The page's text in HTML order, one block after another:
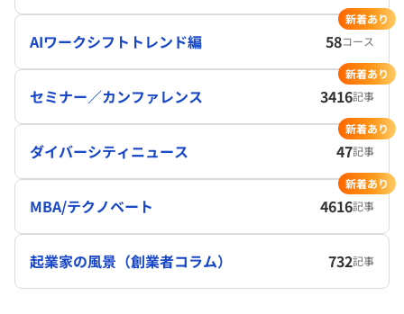
AIワークシフトトレンド編 58コース
新着あり
セミナー／カンファレンス 3416記事
新着あり
ダイバーシティニュース 47記事
新着あり
MBA/テクノベート 4616記事
新着あり
起業家の風景（創業者コラム） 732記事